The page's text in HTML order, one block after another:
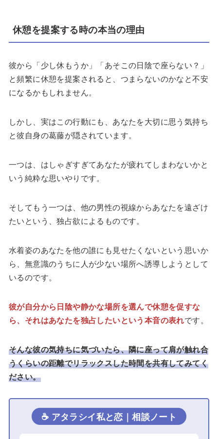
休憩を提案する時の本当の理由
彼から「少し休もうか」「あそこの日陰で座らない？」
と頻繁に休憩を提案されると、つまらないのかなと不安
になるかもしれません。
しかし、実はこの行動にも、あなたを大切に思う気持ち
と彼自身の葛藤が隠されています。
一つは、はしゃぎすぎてあなたが疲れてしまわないかと
いう純粋な思いやりです。
そしてもう一つは、他の男性の視線からあなたを遠ざけ
たいという、独占欲によるものです。
水着姿のあなたを他の誰にも見せたくないという思いか
ら、無意識のうちに人が少ない場所へ誘導しようとして
いるのです。
彼が自分から日陰や静かな場所を選んで休憩を促すな
ら、それはあなたを独占したいという本音の表れです。
そんな彼の気持ちに気づいたら、隣に座って肩が触れ合
うくらいの距離でリラックスした時間を共有してみてく
ださい。
☕ アタラシイ私と恋｜相談ノート